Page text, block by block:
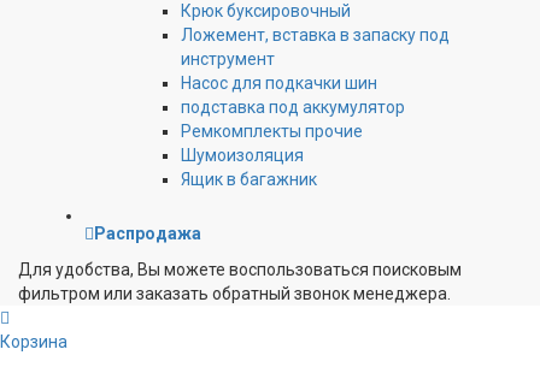
Крюк буксировочный
Ложемент, вставка в запаску под
инструмент
Насос для подкачки шин
подставка под аккумулятор
Ремкомплекты прочие
Шумоизоляция
Ящик в багажник
Распродажа
Для удобства, Вы можете воспользоваться поисковым
фильтром или заказать обратный звонок менеджера.
Корзина